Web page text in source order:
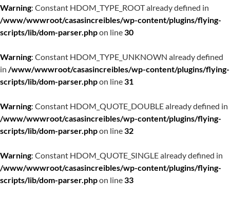
Warning: Constant HDOM_TYPE_ROOT already defined in
/www/wwwroot/casasincreibles/wp-content/plugins/flying-
scripts/lib/dom-parser.phpon line30
Warning: Constant HDOM_TYPE_UNKNOWN already defined
in /www/wwwroot/casasincreibles/wp-content/plugins/flying-
scripts/lib/dom-parser.phpon line31
Warning: Constant HDOM_QUOTE_DOUBLE already defined in
/www/wwwroot/casasincreibles/wp-content/plugins/flying-
scripts/lib/dom-parser.phpon line32
Warning: Constant HDOM_QUOTE_SINGLE already defined in
/www/wwwroot/casasincreibles/wp-content/plugins/flying-
scripts/lib/dom-parser.phpon line33